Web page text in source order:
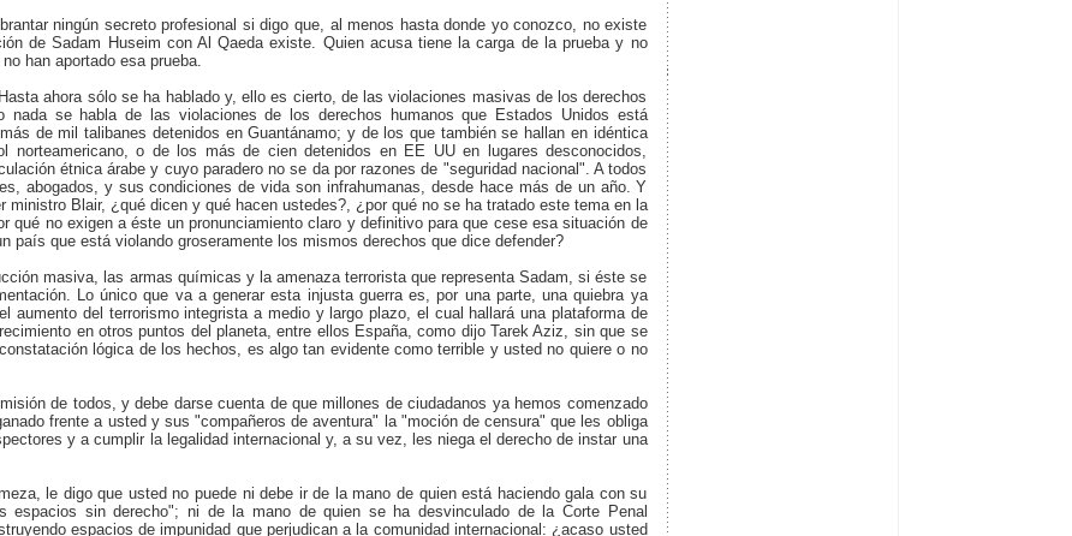
ningún secreto profesional si digo que, al menos hasta donde yo conozco, no existe
de Sadam Huseim con Al Qaeda existe. Quien acusa tiene la carga de la prueba y no
han aportado esa prueba.
ahora sólo se ha hablado y, ello es cierto, de las violaciones masivas de los derechos
nada se habla de las violaciones de los derechos humanos que Estados Unidos está
de mil talibanes detenidos en Guantánamo; y de los que también se hallan en idéntica
norteamericano, o de los más de cien detenidos en EE UU en lugares desconocidos,
étnica árabe y cuyo paradero no se da por razones de "seguridad nacional". A todos
abogados, y sus condiciones de vida son infrahumanas, desde hace más de un año. Y
ministro Blair, ¿qué dicen y qué hacen ustedes?, ¿por qué no se ha tratado este tema en la
qué no exigen a éste un pronunciamiento claro y definitivo para que cese esa situación de
país que está violando groseramente los mismos derechos que dice defender?
masiva, las armas químicas y la amenaza terrorista que representa Sadam, si éste se
Lo único que va a generar esta injusta guerra es, por una parte, una quiebra ya
aumento del terrorismo integrista a medio y largo plazo, el cual hallará una plataforma de
en otros puntos del planeta, entre ellos España, como dijo Tarek Aziz, sin que se
lógica de los hechos, es algo tan evidente como terrible y usted no quiere o no
de todos, y debe darse cuenta de que millones de ciudadanos ya hemos comenzado
frente a usted y sus "compañeros de aventura" la "moción de censura" que les obliga
y a cumplir la legalidad internacional y, a su vez, les niega el derecho de instar una
le digo que usted no puede ni debe ir de la mano de quien está haciendo gala con su
sin derecho"; ni de la mano de quien se ha desvinculado de la Corte Penal
espacios de impunidad que perjudican a la comunidad internacional: ¿acaso usted